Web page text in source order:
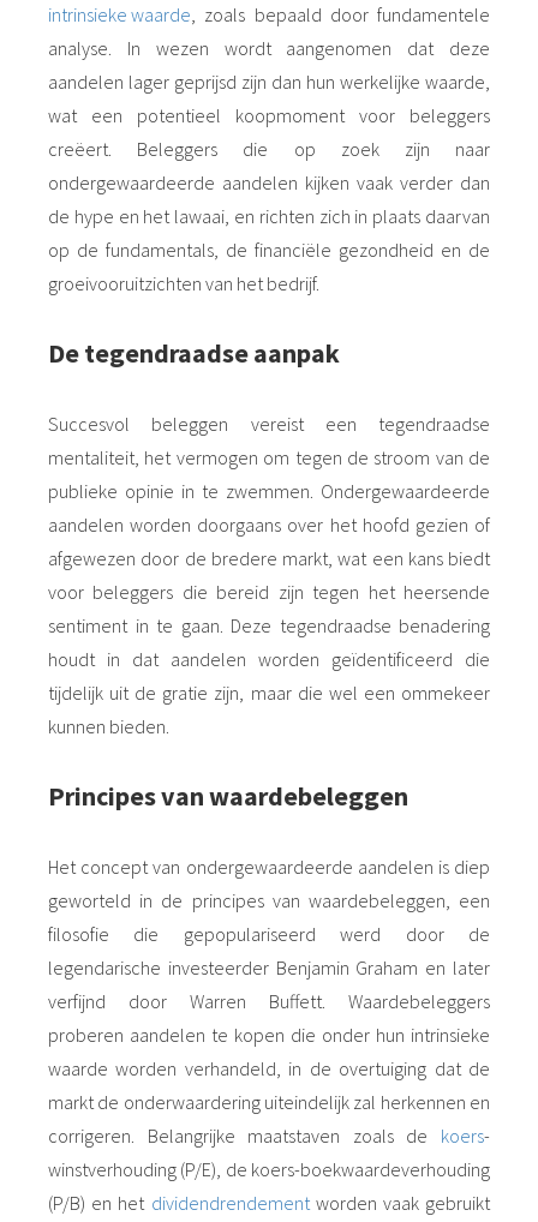
intrinsieke waarde , zoals bepaald door fundamentele
analyse. In wezen wordt aangenomen dat deze
aandelen lager geprijsd zijn dan hun werkelijke waarde,
wat een potentieel koopmoment voor beleggers
creëert. Beleggers die op zoek zijn naar
ondergewaardeerde aandelen kijken vaak verder dan
de hype en het lawaai, en richten zich in plaats daarvan
op de fundamentals, de financiële gezondheid en de
groeivooruitzichten van het bedrijf.
De tegendraadse aanpak
Succesvol beleggen vereist een tegendraadse
mentaliteit, het vermogen om tegen de stroom van de
publieke opinie in te zwemmen. Ondergewaardeerde
aandelen worden doorgaans over het hoofd gezien of
afgewezen door de bredere markt, wat een kans biedt
voor beleggers die bereid zijn tegen het heersende
sentiment in te gaan. Deze tegendraadse benadering
houdt in dat aandelen worden geïdentificeerd die
tijdelijk uit de gratie zijn, maar die wel een ommekeer
kunnen bieden.
Principes van waardebeleggen
Het concept van ondergewaardeerde aandelen is diep
geworteld in de principes van waardebeleggen, een
filosofie die gepopulariseerd werd door de
legendarische investeerder Benjamin Graham en later
verfijnd door Warren Buffett. Waardebeleggers
proberen aandelen te kopen die onder hun intrinsieke
waarde worden verhandeld, in de overtuiging dat de
markt de onderwaardering uiteindelijk zal herkennen en
corrigeren. Belangrijke maatstaven zoals de koers-
winstverhouding (P/E), de koers-boekwaardeverhouding
(P/B) en het dividendrendementworden vaak gebruikt